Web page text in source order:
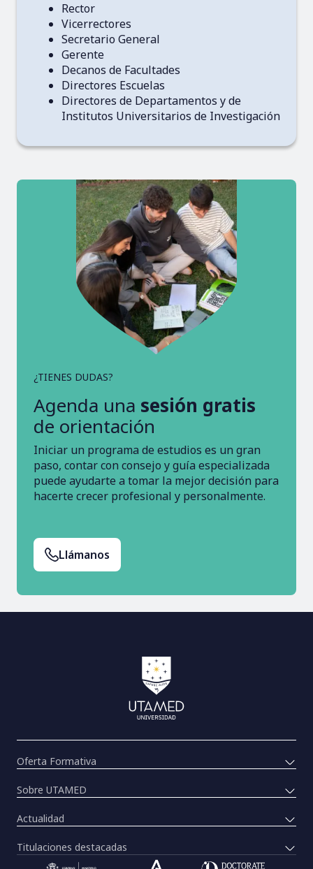
Rector
Vicerrectores
Secretario General
Gerente
Decanos de Facultades
Directores Escuelas
Directores de Departamentos y de
Institutos Universitarios de Investigación
¿TIENES DUDAS?
Agenda una sesión gratis
de orientación
Iniciar un programa de estudios es un gran
paso, contar con consejo y guía especializada
puede ayudarte a tomar la mejor decisión para
hacerte crecer profesional y personalmente.
Llámanos
Oferta Formativa
Sobre UTAMED
Actualidad
Titulaciones destacadas